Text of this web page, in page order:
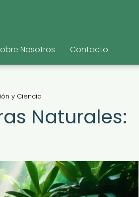
Nosotros Contacto
y Ciencia
Naturales: